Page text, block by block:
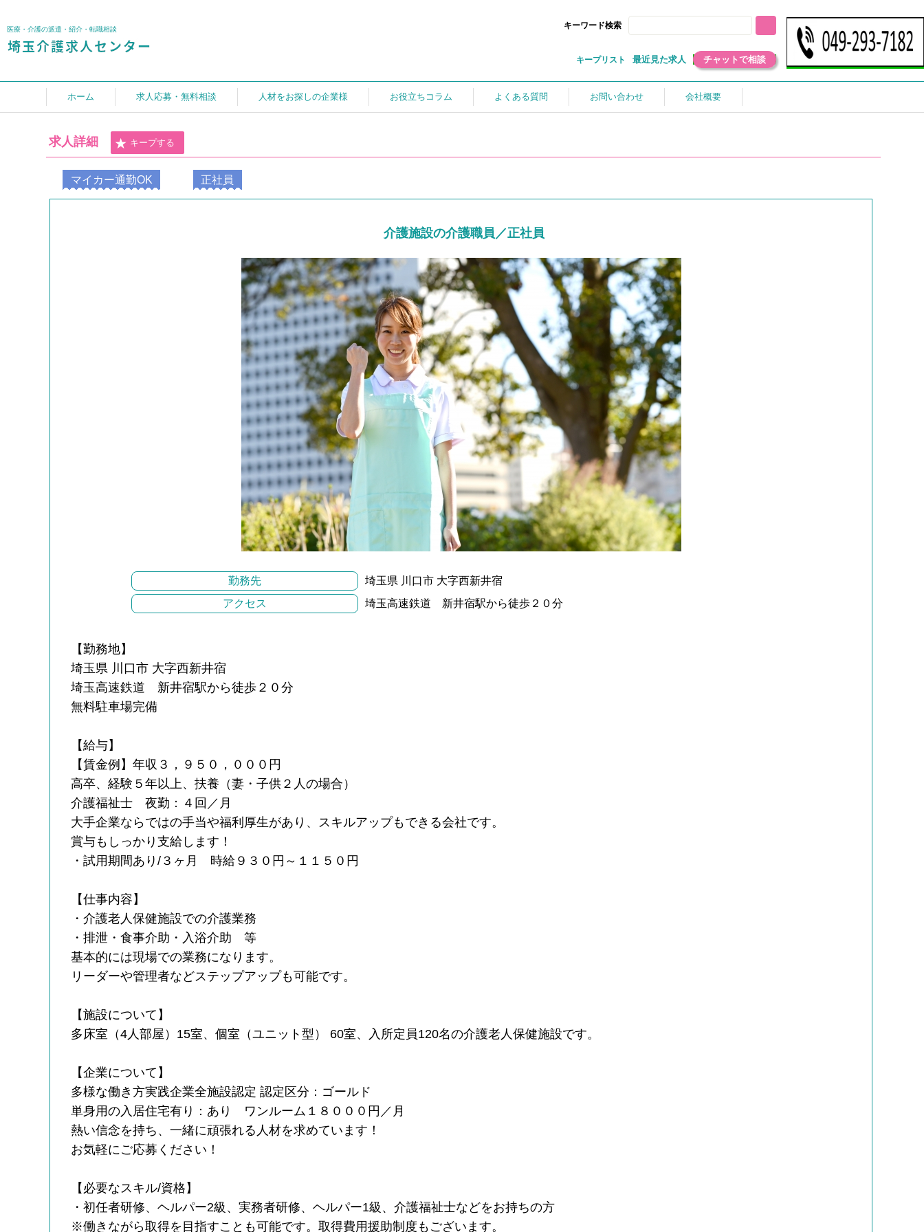
医療・介護の派遣・紹介・転職相談 キーワード検索
キープリスト 最近見た求人 チャットで相談
ホーム 求人応募・無料相談 人材をお探しの企業様 お役立ちコラム よくある質問 お問い合わせ 会社概要
求人詳細 キープする
マイカー通勤OK 正社員
介護施設の介護職員／正社員
勤務先
埼玉県 川口市 大字西新井宿
アクセス
埼玉高速鉄道 新井宿駅から徒歩２０分
【勤務地】
埼玉県 川口市 大字西新井宿
埼玉高速鉄道 新井宿駅から徒歩２０分
無料駐車場完備
【給与】
【賃金例】年収３，９５０，０００円
高卒、経験５年以上、扶養（妻・子供２人の場合）
介護福祉士 夜勤：４回／月
大手企業ならではの手当や福利厚生があり、スキルアップもできる会社です。
賞与もしっかり支給します！
・試用期間あり/３ヶ月 時給９３０円～１１５０円
【仕事内容】
・介護老人保健施設での介護業務
・排泄・食事介助・入浴介助 等
基本的には現場での業務になります。
リーダーや管理者などステップアップも可能です。
【施設について】
多床室（4人部屋）15室、個室（ユニット型） 60室、入所定員120名の介護老人保健施設です。
【企業について】
多様な働き方実践企業全施設認定 認定区分：ゴールド
単身用の入居住宅有り：あり ワンルーム１８０００円／月
熱い信念を持ち、一緒に頑張れる人材を求めています！
お気軽にご応募ください！
【必要なスキル/資格】
・初任者研修、ヘルパー2級、実務者研修、ヘルパー1級、介護福祉士などをお持ちの方
※働きながら取得を目指すことも可能です。取得費用援助制度もございます。